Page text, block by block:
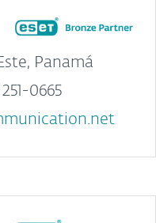
Panamá
0665